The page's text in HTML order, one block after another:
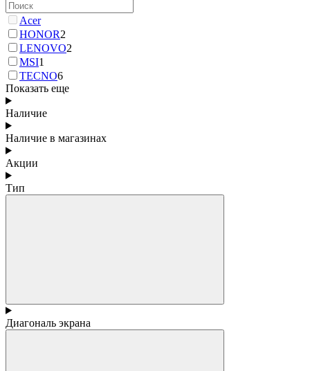
Acer
HONOR2
LENOVO2
MSI1
TECNO6
Показать еще
Наличие
Наличие в магазинах
Акции
Тип
Диагональ экрана